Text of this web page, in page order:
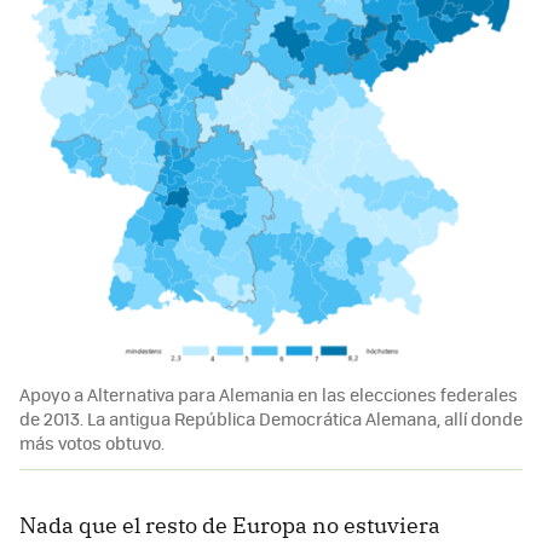
Apoyo a Alternativa para Alemania en las elecciones federales
de 2013. La antigua República Democrática Alemana, allí donde
más votos obtuvo.
Nada que el resto de Europa no estuviera